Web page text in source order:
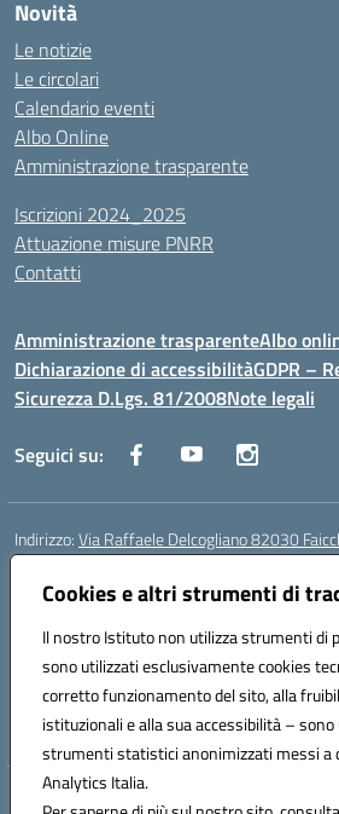
Cookies e altri strumenti di
Il nostro Istituto non utilizza strumenti di
sono utilizzati esclusivamente cookies
corretto funzionamento del sito, alla
istituzionali e alla sua accessibilità –
strumenti statistici anonimizzati messi a
Analytics Italia.
Novità
Le notizie
Le circolari
Calendario eventi
Albo Online
Amministrazione trasparente
Iscrizioni 2024_2025
Attuazione misure PNRR
Contatti
Amministrazione trasparenteAlbo
Dichiarazione di accessibilitàGDPR –
Sicurezza D.Lgs. 81/2008Note legali
Seguici su:
Indirizzo:Via Raffaele Delcogliano 82030
Centralino:
Posta elettronica certificata (PEC):
Codice fiscale: 90003320620
Codice meccanografico:BNIS02300V
Codice Indice delle Pubbliche Amministrazioni
Codice unico di fatturazione (CUF): UFQEG8
Hosting & Powered by 3D